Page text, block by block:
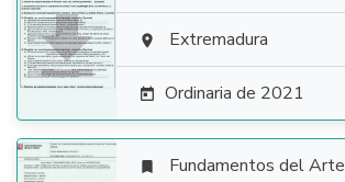
  Extremadura
 Ordinaria de 2021
 Fundamentos del Arte